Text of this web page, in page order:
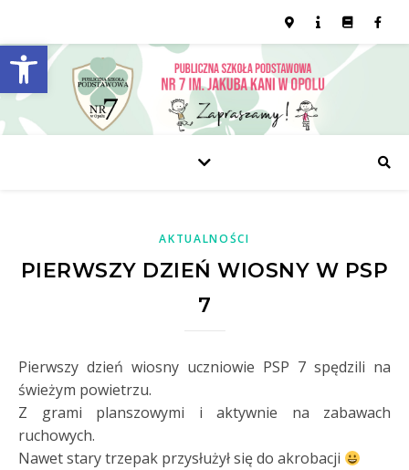
Open toolbar
AKTUALNOŚCI
PIERWSZY DZIEŃ WIOSNY W PSP
7
Pierwszy dzień wiosny uczniowie PSP 7 spędzili na
świeżym powietrzu.
Z grami planszowymi i aktywnie na zabawach
ruchowych.
Nawet stary trzepak przysłużył się do akrobacji